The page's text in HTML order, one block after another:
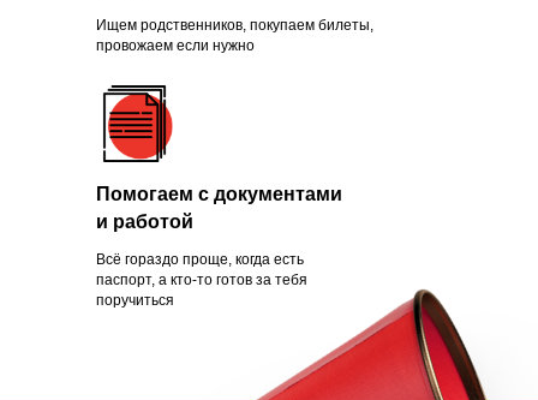
Ищем родственников, покупаем билеты,
провожаем если нужно
Всё гораздо проще, когда есть
паспорт, а кто-то готов за тебя
поручиться
Помогаем с документами
и работой
нуждающимся
Чаще всего это люди, которых
обманули с квартирой, ограбили
на вокзале, выгнали с работы из-
за здоровья или вовремя не дали
нужной поддержки. Постепенно
человек опускает руки.
Становится проще сдаться, чем
говорит статистика, на это нужно
всего полгода. Мы в силах помочь